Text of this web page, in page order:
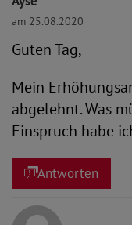
am 25.08.2020
Guten Tag,
Mein
abgelehnt. Was
Einspruch habe
Antworten